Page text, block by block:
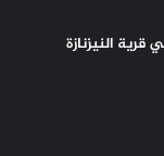
النيزنازة